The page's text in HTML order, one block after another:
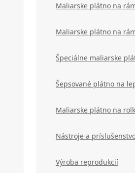
Maliarske plátno na
Maliarske plátno na
Špeciálne maliarske
Šepsované plátno na
Maliarske plátno na
Nástroje a
Výroba reprodukcií